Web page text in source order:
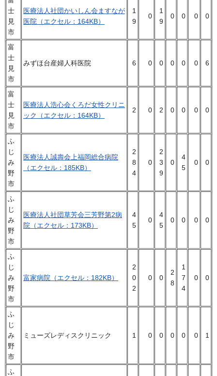
士
見
市
医療法人社団かいしん会ますなが
医院（エクセル：164KB）
1
9
0
1
9
0 0 0 0
富
士
見
市
みずほ台産婦人科医院 6 0 0 0 0 0 6
富
士
見
市
医療法人浩心会くろだ女性クリニ
ック（エクセル：164KB）
2 0 2 0 0 0 0
ふ
じ
み
野
市
医療法人誠壽会上福岡総合病院
（エクセル：185KB）
2
8
4
0
2
3
9
0
4
5
0 0
ふ
じ
み
野
市
医療法人社団草芳会三芳野第2病
院（エクセル：173KB）
4
5
0
4
5
0 0 0 0
ふ
じ
み
野
市
富家病院（エクセル：182KB）
2
0
2
0 0
2
8
1
7
4
0 0
ふ
じ
み
野
市
ミューズレディスクリニック 1 0 0 0 0 0 1
ふ